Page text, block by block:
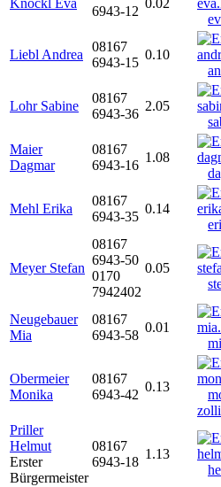
Knöckl Eva
6943-12
0.02
Liebl Andrea
08167
6943-15
0.10
Lohr Sabine
08167
6943-36
2.05
Maier
Dagmar
08167
6943-16
1.08
Mehl Erika
08167
6943-35
0.14
Meyer Stefan
08167
6943-50
0170
7942402
0.05
Neugebauer
Mia
08167
6943-58
0.01
Obermeier
Monika
08167
6943-42
0.13
Priller
Helmut
Erster
Bürgermeister
08167
6943-18
1.13